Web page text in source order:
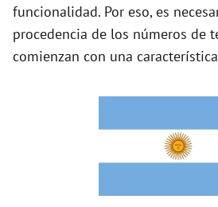
e
funcionalidad. Por eso, es
procedencia de los números de
comienzan con una